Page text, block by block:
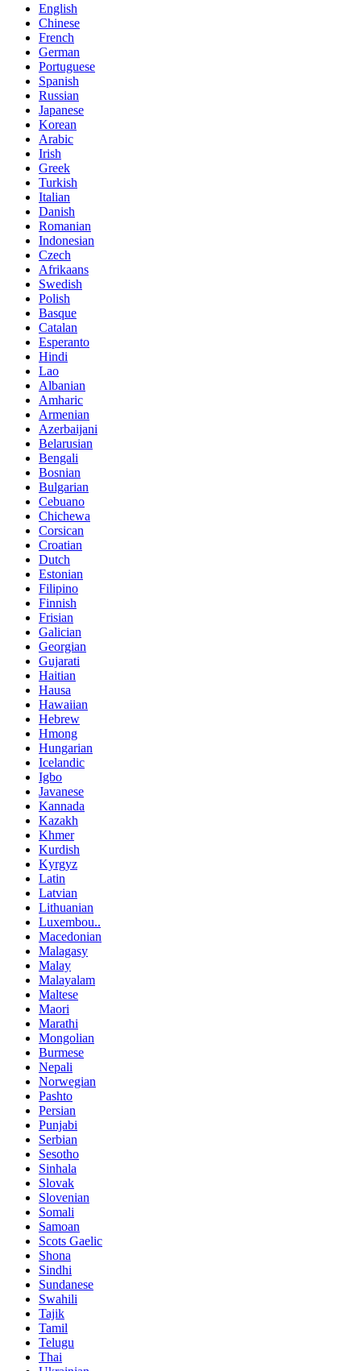
English
Chinese
French
German
Portuguese
Spanish
Russian
Japanese
Korean
Arabic
Irish
Greek
Turkish
Italian
Danish
Romanian
Indonesian
Czech
Afrikaans
Swedish
Polish
Basque
Catalan
Esperanto
Hindi
Lao
Albanian
Amharic
Armenian
Azerbaijani
Belarusian
Bengali
Bosnian
Bulgarian
Cebuano
Chichewa
Corsican
Croatian
Dutch
Estonian
Filipino
Finnish
Frisian
Galician
Georgian
Gujarati
Haitian
Hausa
Hawaiian
Hebrew
Hmong
Hungarian
Icelandic
Igbo
Javanese
Kannada
Kazakh
Khmer
Kurdish
Kyrgyz
Latin
Latvian
Lithuanian
Luxembou..
Macedonian
Malagasy
Malay
Malayalam
Maltese
Maori
Marathi
Mongolian
Burmese
Nepali
Norwegian
Pashto
Persian
Punjabi
Serbian
Sesotho
Sinhala
Slovak
Slovenian
Somali
Samoan
Scots Gaelic
Shona
Sindhi
Sundanese
Swahili
Tajik
Tamil
Telugu
Thai